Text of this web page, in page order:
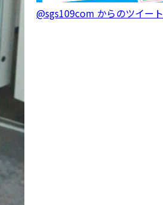
@sgs109com からのツイート